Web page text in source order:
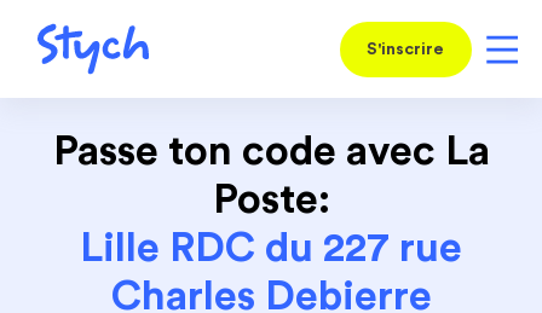
S'inscrire
Passe ton code avec La
Poste:
Lille RDC du 227 rue
Charles Debierre